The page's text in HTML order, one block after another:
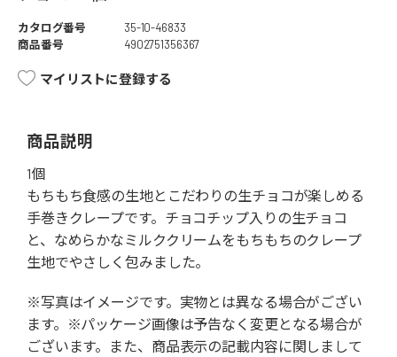
カタログ番号
35-10-46833
商品番号
4902751356367
マイリストに登録する
商品説明
1個
もちもち食感の生地とこだわりの生チョコが楽しめる
手巻きクレープです。チョコチップ入りの生チョコ
と、なめらかなミルククリームをもちもちのクレープ
生地でやさしく包みました。
※写真はイメージです。実物とは異なる場合がござい
ます。※パッケージ画像は予告なく変更となる場合が
ございます。また、商品表示の記載内容に関しまして